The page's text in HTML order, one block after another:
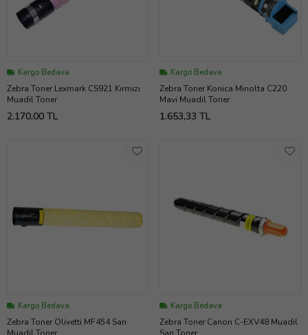
Kargo Bedava
Zebra Toner Lexmark CS921 Kırmızı
Muadil Toner
2.170,00 TL
Kargo Bedava
Zebra Toner Konica Minolta C220
Mavi Muadil Toner
1.653,33 TL
Kargo Bedava
Zebra Toner Olivetti MF454 Sarı
Kargo Bedava
Zebra Toner Canon C-EXV48 Muadil